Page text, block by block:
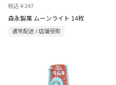
税込￥247
森永製菓 ムーンライト 14枚
通常配送 / 店舗受取